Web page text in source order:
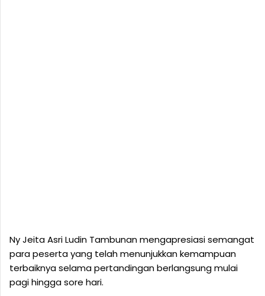
Ny Jeita Asri Ludin Tambunan mengapresiasi semangat
para peserta yang telah menunjukkan kemampuan
terbaiknya selama pertandingan berlangsung mulai
pagi hingga sore hari.